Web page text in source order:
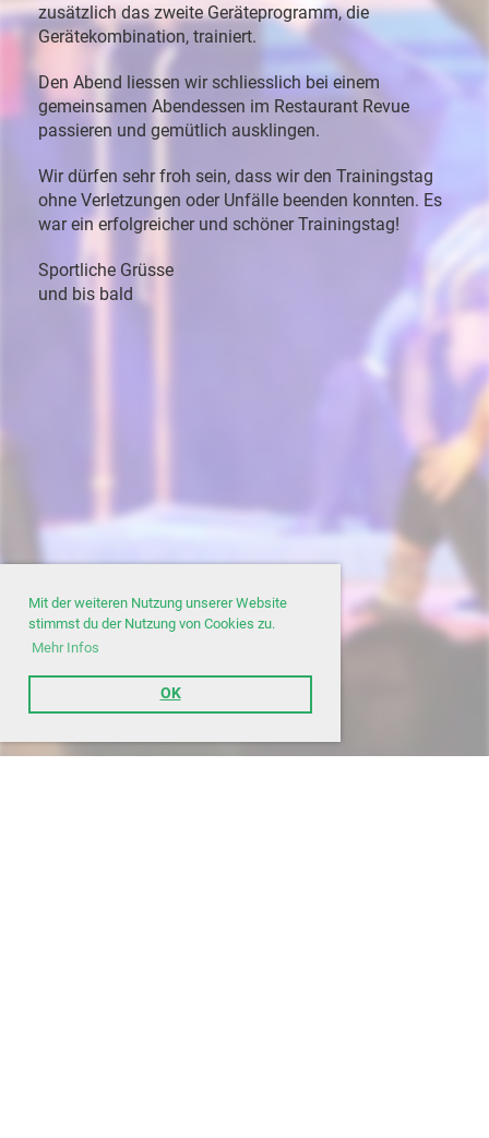
Mit der weiteren Nutzung unserer Website
stimmst du der Nutzung von Cookies zu.
Mehr Infos
OK
zusätzlich daszweiteGeräteprogramm,die
Gerätekombination, trainiert.
Den Abend liessen wir schliesslich bei einem
gemeinsamen Abendessen im Restaurant Revue
passieren und gemütlich ausklingen.
Wirdürfen sehrfroh sein, dass wirden Trainingstag
ohne Verletzungen oder Unfälle beenden konnten. Es
wareinerfolgreicher und schönerTrainingstag!
Sportliche Grüsse
und bis bald